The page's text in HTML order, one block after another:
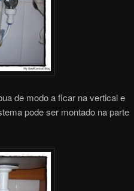
de modo a ficar na vertical e
pode ser montado na parte